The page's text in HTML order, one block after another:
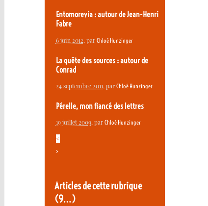
Entomorevia : autour de Jean-Henri
Fabre
6 juin 2012, par Chloé Hunzinger
La quête des sources : autour de
Conrad
24 septembre 2011, par Chloé Hunzinger
Pérelle, mon fiancé des lettres
19 juillet 2009, par Chloé Hunzinger
<
>
Articles de cette rubrique
(9…)